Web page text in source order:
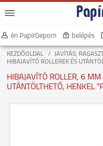
én PapírDepom belépés
KEZDŐOLDAL JAVÍTÁS,
HIBAJAVÍTÓ ROLLEREK ÉS
HIBAJAVÍTÓ ROLLER, 6
UTÁNTÖLTHETŐ, HENKEL